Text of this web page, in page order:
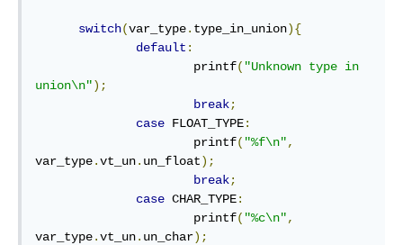
switch(var_type. type_in_union){
default :
                      printf
( "Unknown type in
union\n");
break;
case FLOAT_TYPE:
                      printf
( "%f\n",
var_type.vt_un. un_float);
break;
case CHAR_TYPE:
                      printf
( "%c\n",
var_type.vt_un. un_char);